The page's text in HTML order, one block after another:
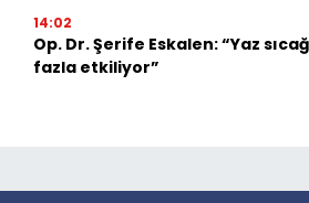
14:02
Op. Dr. Şerife Eskalen: “Yaz
fazla etkiliyor”